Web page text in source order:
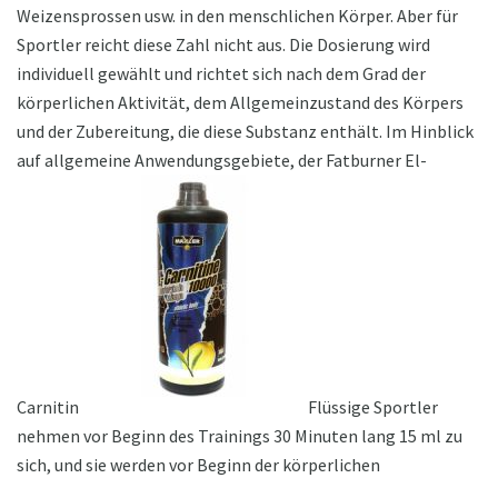
Weizensprossen usw. in den menschlichen Körper. Aber für
Sportler reicht diese Zahl nicht aus. Die Dosierung wird
individuell gewählt und richtet sich nach dem Grad der
körperlichen Aktivität, dem Allgemeinzustand des Körpers
und der Zubereitung, die diese Substanz enthält. Im Hinblick
auf allgemeine Anwendungsgebiete, der Fatburner El-
Carnitin
Flüssige Sportler
nehmen vor Beginn des Trainings 30 Minuten lang 15 ml zu
sich, und sie werden vor Beginn der körperlichen